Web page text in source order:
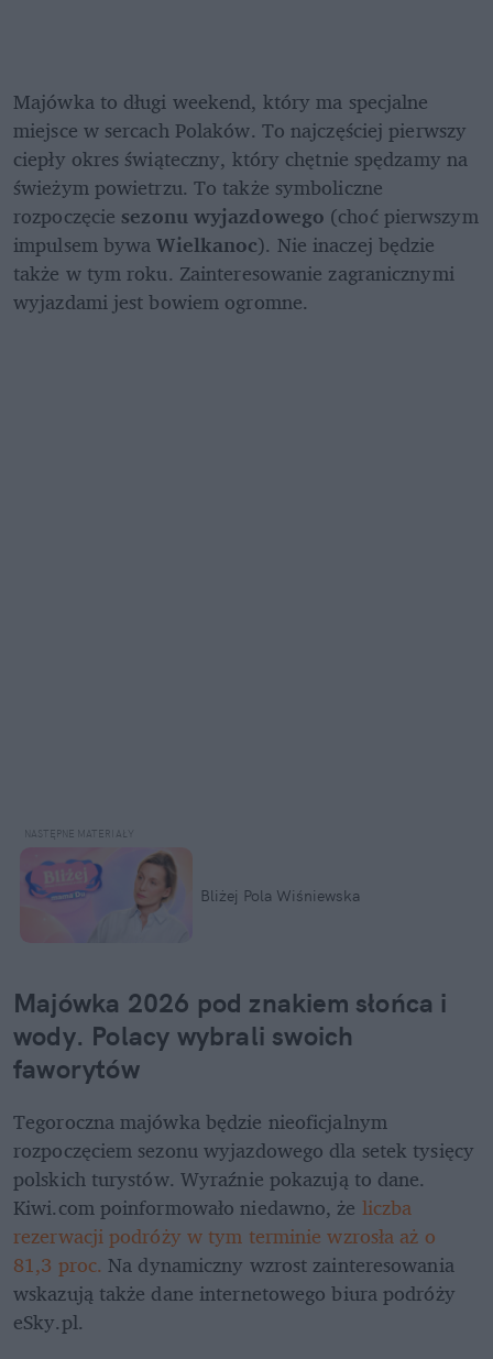
Majówka to długi weekend, który ma specjalne
miejsce w sercach Polaków. To najczęściej pierwszy
ciepły okres świąteczny, który chętnie spędzamy na
świeżym powietrzu. To także symboliczne
rozpoczęcie sezonu wyjazdowego (choć pierwszym
impulsem bywa Wielkanoc). Nie inaczej będzie
także w tym roku. Zainteresowanie zagranicznymi
wyjazdami jest bowiem ogromne.
Bliżej Pola Wiśniewska
Majówka 2026 pod znakiem słońca i
wody. Polacy wybrali swoich
faworytów
Tegoroczna majówka będzie nieoficjalnym
rozpoczęciem sezonu wyjazdowego dla setek tysięcy
polskich turystów. Wyraźnie pokazują to dane.
Kiwi.com poinformowało niedawno, że liczba
rezerwacji podróży w tym terminie wzrosła aż o
81,3 proc. Na dynamiczny wzrost zainteresowania
wskazują także dane internetowego biura podróży
eSky.pl.